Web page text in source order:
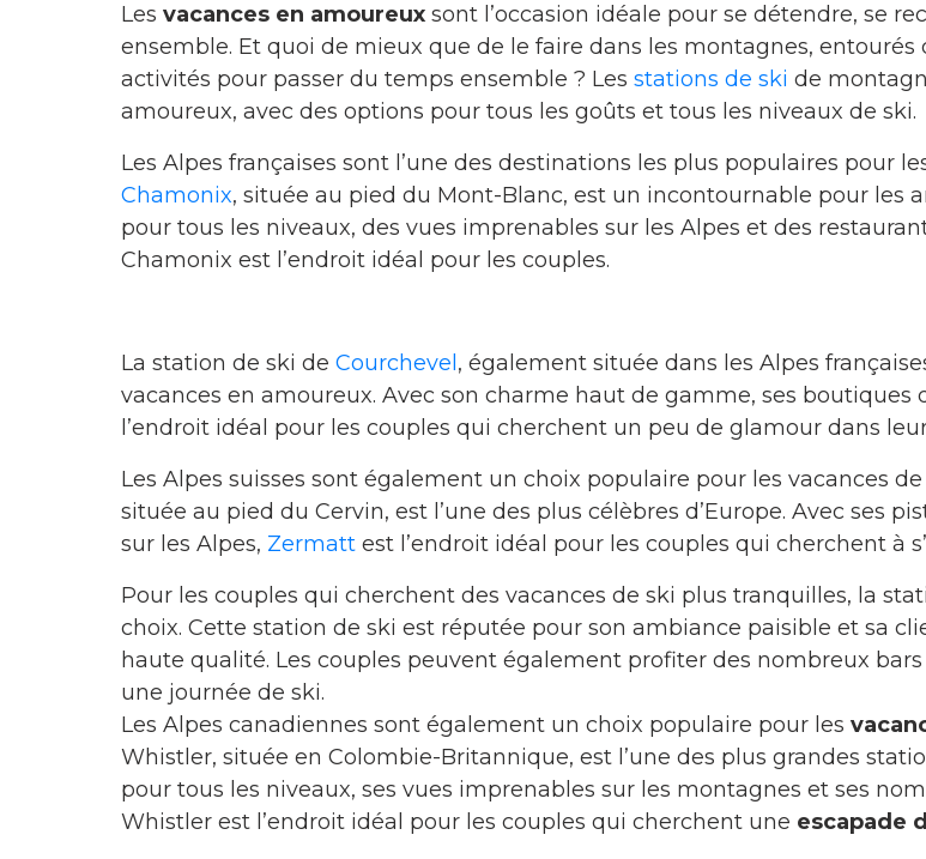
Les vacances en amoureuxsont l’occasion idéale pour se détendre, se
ensemble. Et quoi de mieux que de le faire dans les montagnes,
activités pour passer du temps ensemble ? Les stations de ski de
amoureux, avec des options pour tous les goûts et tous les niveaux de ski.
Les Alpes françaises sont l’une des destinations les plus populaires pour
Chamonix, située au pied du Mont-Blanc, est un incontournable pour les
pour tous les niveaux, des vues imprenables sur les Alpes et des
Chamonix est l’endroit idéal pour les couples.
La station de ski de Courchevel , également située dans les Alpes
vacances en amoureux. Avec son charme haut de gamme, ses boutiques
l’endroit idéal pour les couples qui cherchent un peu de glamour dans
Les Alpes suisses sont également un choix populaire pour les vacances
située au pied du Cervin, est l’une des plus célèbres d’Europe. Avec ses
sur les Alpes, Zermattest l’endroit idéal pour les couples qui cherchent à
Pour les couples qui cherchent des vacances de ski plus tranquilles, la
choix. Cette station de ski est réputée pour son ambiance paisible et sa
haute qualité. Les couples peuvent également profiter des nombreux
une journée de ski.
Les Alpes canadiennes sont également un choix populaire pour les
Whistler, située en Colombie-Britannique, est l’une des plus grandes
pour tous les niveaux, ses vues imprenables sur les montagnes et ses
Whistler est l’endroit idéal pour les couples qui cherchent une escapade